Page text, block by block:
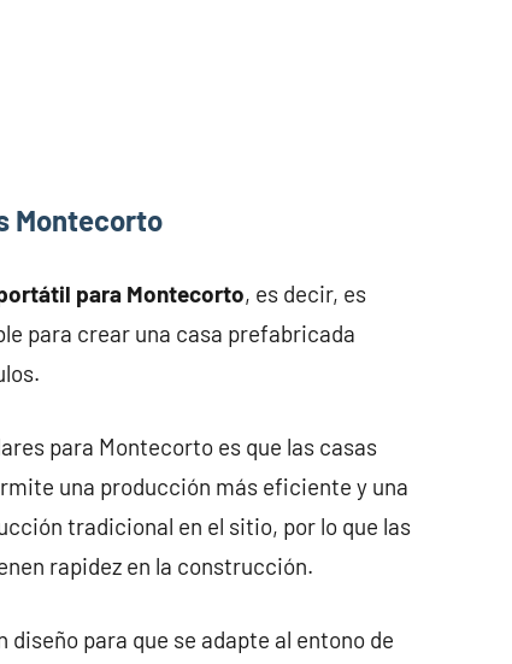
Montecorto
para Montecorto, es decir, es
para crear una casa prefabricada
para Montecorto es que las casas
una producción más eficiente y una
tradicional en el sitio, por lo que las
rapidez en la construcción.
para que se adapte al entono de